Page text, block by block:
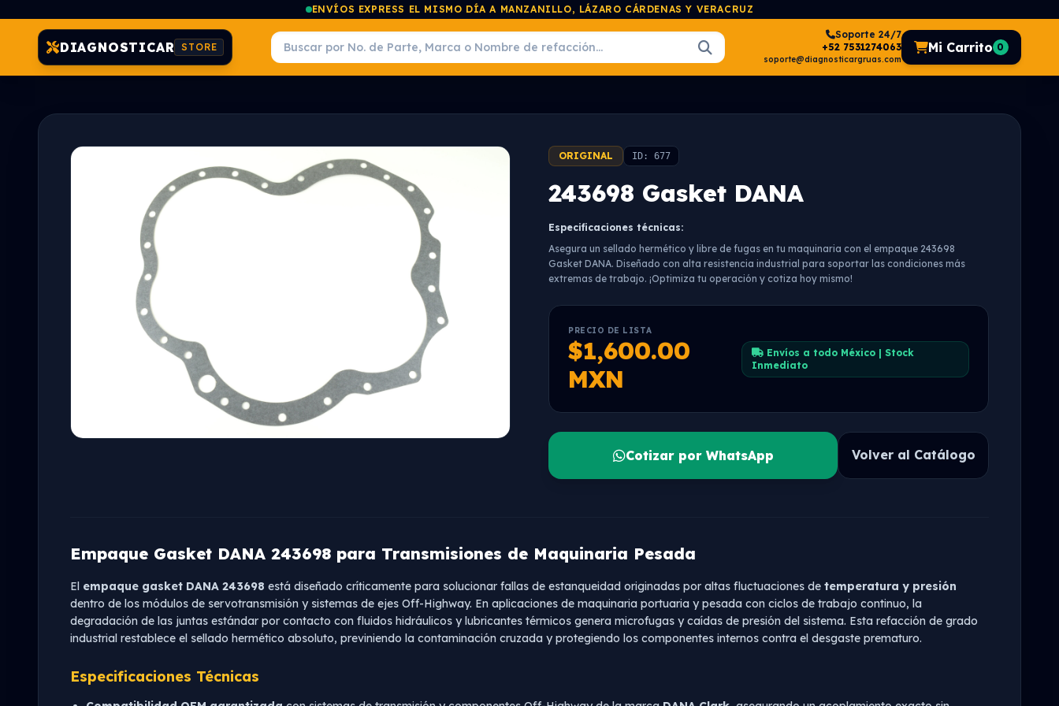
ENVÍOS EXPRESS EL MISMO DÍA A MANZANILLO, LÁZARO CÁRDENAS Y VERACRUZ
DIAGNOSTICAR STORE
Soporte 24/7
+52 7531274063
soporte@diagnosticargruas.com
Mi Carrito 0
ORIGINAL ID: 677
243698 Gasket DANA
Especificaciones técnicas:
Asegura un sellado hermético y libre de fugas en tu maquinaria con el empaque 243698
Gasket DANA. Diseñado con alta resistencia industrial para soportar las condiciones más
extremas de trabajo. ¡Optimiza tu operación y cotiza hoy mismo!
PRECIO DE LISTA
$1,600.00
MXN
Envíos a todo México | Stock
Inmediato
Cotizar por WhatsApp Volver al Catálogo
Empaque Gasket DANA 243698 para Transmisiones de Maquinaria Pesada
El empaque gasket DANA 243698 está diseñado críticamente para solucionar fallas de estanqueidad originadas por altas fluctuaciones de temperatura y presión
dentro de los módulos de servotransmisión y sistemas de ejes Off-Highway. En aplicaciones de maquinaria portuaria y pesada con ciclos de trabajo continuo, la
degradación de las juntas estándar por contacto con fluidos hidráulicos y lubricantes térmicos genera microfugas y caídas de presión del sistema. Esta refacción de grado
industrial restablece el sellado hermético absoluto, previniendo la contaminación cruzada y protegiendo los componentes internos contra el desgaste prematuro.
Especificaciones Técnicas